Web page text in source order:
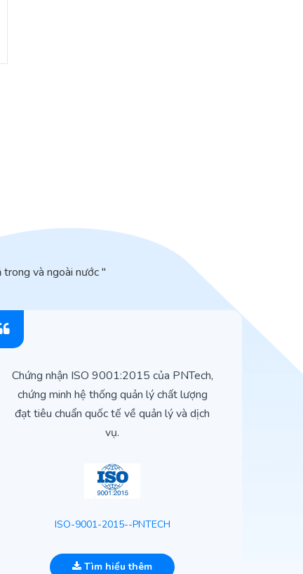
trong và ngoài nước "
Chứng nhận ISO 9001:2015 của PNTech,
chứng minh hệ thống quản lý chất lượng
đạt tiêu chuẩn quốc tế về quản lý và dịch
vụ.
ISO-9001-2015--PNTECH
Tìm hiểu thêm